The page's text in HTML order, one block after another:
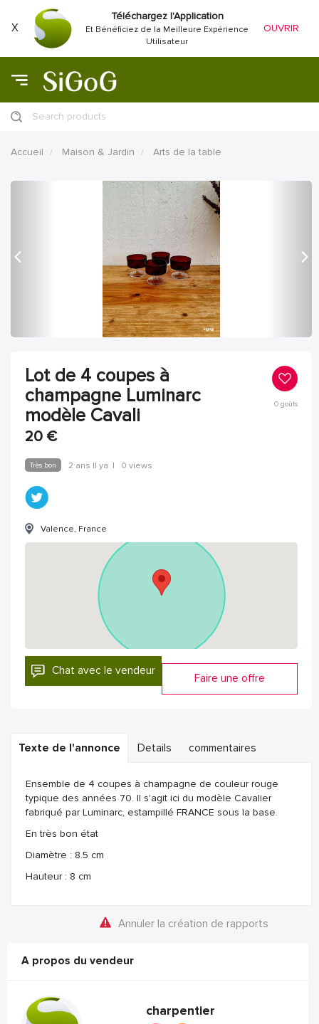
X
Téléchargez l'Application
Et Bénéficiez de la Meilleure Expérience
Utilisateur
OUVRIR
Search products
Accueil Maison & Jardin Arts de la table
Lot de 4 coupes à
champagne Luminarc
modèle Cavali
20 €
0goûts
Très bon 2 ans Il ya | 0 views
Valence, France
Chat avec le vendeur
Faire une offre
Texte de l'annonce Details commentaires
Ensemble de 4 coupes à champagne de couleur rouge
typique des années 70. Il s'agit ici du modèle Cavalier
fabriqué par Luminarc, estampillé FRANCE sous la base.
En très bon état
Diamètre : 8.5 cm
Hauteur : 8 cm
Annuler la création de rapports
A propos du vendeur
charpentier